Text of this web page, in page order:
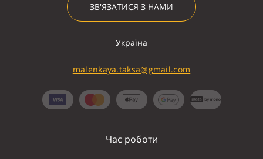
ЗВ'ЯЗАТИСЯ З НАМИ
Україна
malenkaya.taksa@gmail.com
Час роботи